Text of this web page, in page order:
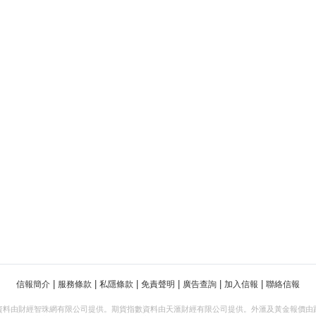
信報簡介 服務條款 私隱條款 免責聲明 廣告查詢 加入信報 聯絡信報
料由財經智珠網有限公司提供。期貨指數資料由天滙財經有限公司提供。外滙及黃金報價由